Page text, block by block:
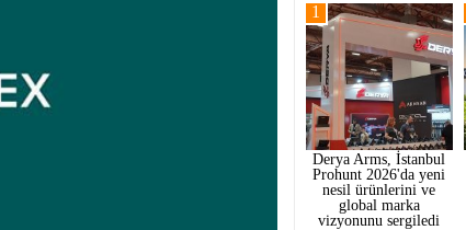
Derya Arms, İstanbul
Prohunt 2026'da yeni
nesil ürünlerini ve
global marka
vizyonunu sergiledi
1